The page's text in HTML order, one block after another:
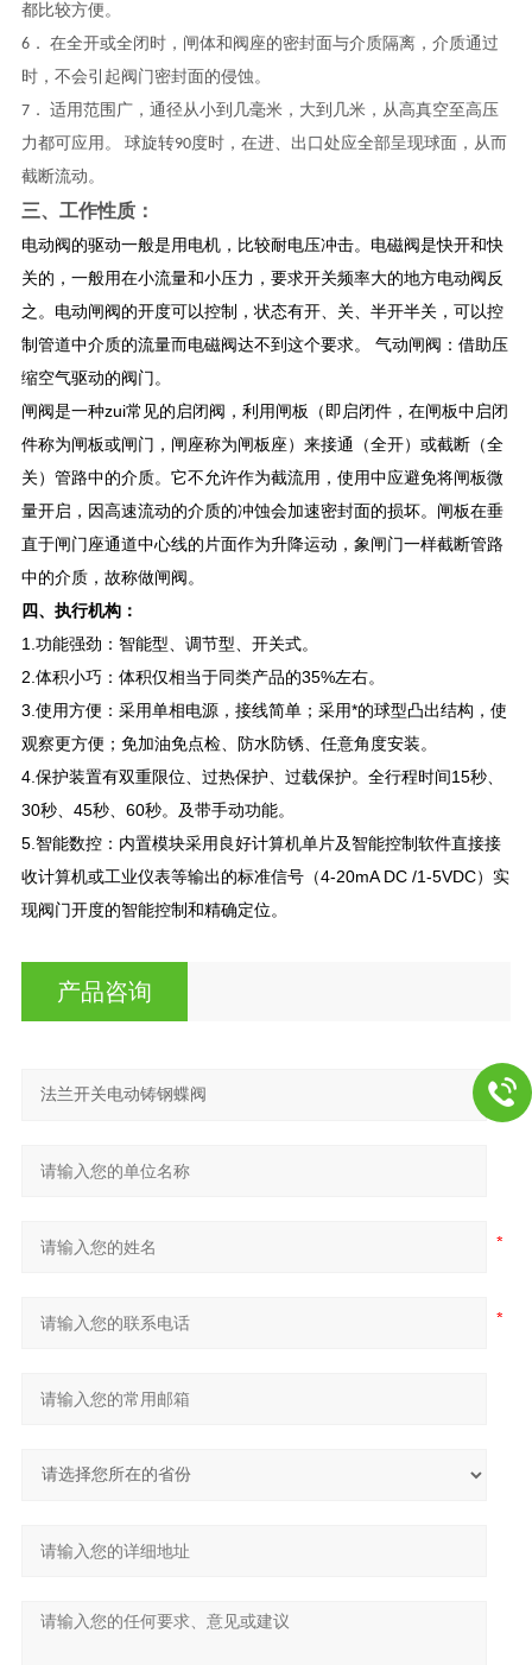
都比较方便。
6． 在全开或全闭时，闸体和阀座的密封面与介质隔离，介质通过
时，不会引起阀门密封面的侵蚀。
7． 适用范围广，通径从小到几毫米，大到几米，从高真空至高压
力都可应用。 球旋转90度时，在进、出口处应全部呈现球面，从而
截断流动。
三、工作性质：
电动阀的驱动一般是用电机，比较耐电压冲击。电磁阀是快开和快
关的，一般用在小流量和小压力，要求开关频率大的地方电动阀反
之。电动闸阀的开度可以控制，状态有开、关、半开半关，可以控
制管道中介质的流量而电磁阀达不到这个要求。 气动闸阀：借助压
缩空气驱动的阀门。
闸阀是一种zui常见的启闭阀，利用闸板（即启闭件，在闸板中启闭
件称为闸板或闸门，闸座称为闸板座）来接通（全开）或截断（全
关）管路中的介质。它不允许作为截流用，使用中应避免将闸板微
量开启，因高速流动的介质的冲蚀会加速密封面的损坏。闸板在垂
直于闸门座通道中心线的片面作为升降运动，象闸门一样截断管路
中的介质，故称做闸阀。
四、执行机构：
1.功能强劲：智能型、调节型、开关式。
2.体积小巧：体积仅相当于同类产品的35%左右。
3.使用方便：采用单相电源，接线简单；采用*的球型凸出结构，使
观察更方便；免加油免点检、防水防锈、任意角度安装。
4.保护装置有双重限位、过热保护、过载保护。全行程时间15秒、
30秒、45秒、60秒。及带手动功能。
5.智能数控：内置模块采用良好计算机单片及智能控制软件直接接
收计算机或工业仪表等输出的标准信号（4-20mA DC /1-5VDC）实
现阀门开度的智能控制和精确定位。
产品咨询